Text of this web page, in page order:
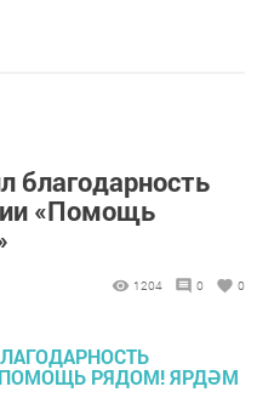
благодарность
«Помощь
1204 0 0